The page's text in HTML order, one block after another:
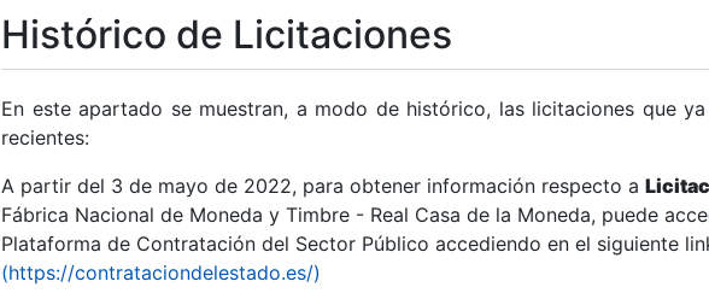
Mostrar/Ocultar
Mostrar/Ocultar
Mostrar/Ocultar
Histórico de Licitaciones
En este apartado se muestran, a modo de histórico, las licitaciones que
recientes:
A partir del 3 de mayo de 2022, para obtener información respecto a
Fábrica Nacional de Moneda y Timbre - Real Casa de la Moneda, puede
Plataforma de Contratación del Sector Público accediendo en el siguiente
(https://contrataciondelestado.es/)